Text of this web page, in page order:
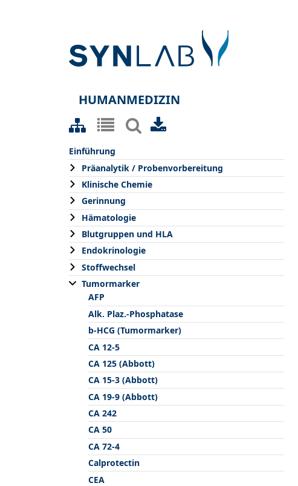
HUMANMEDIZIN
Einführung
Präanalytik / Probenvorbereitung
Klinische Chemie
Gerinnung
Hämatologie
Blutgruppen und HLA
Endokrinologie
Stoffwechsel
Tumormarker
AFP
Alk. Plaz.-Phosphatase
b-HCG (Tumormarker)
CA 12-5
CA 125 (Abbott)
CA 15-3 (Abbott)
CA 19-9 (Abbott)
CA 242
CA 50
CA 72-4
Calprotectin
CEA